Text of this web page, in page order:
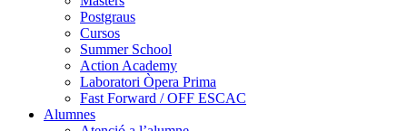
Postgraus
Cursos
Summer School
Action Academy
Laboratori Òpera Prima
Fast Forward / OFF ESCAC
Alumnes